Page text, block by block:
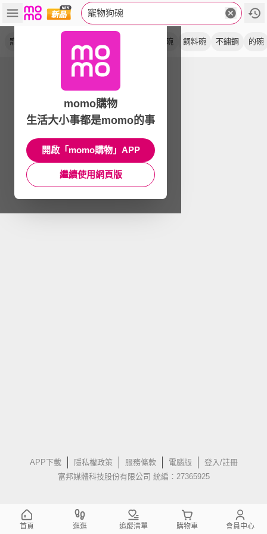
寵物狗碗
寵物碗 水碗 飼料碗 不鏽鋼 的碗
APP下載 隱私權政策 服務條款 電腦版
登入/註冊
富邦媒體科技股份有限公司 統編：27365925
momo購物
生活大小事都是momo的事
開啟「momo購物」APP
繼續使用網頁版
首頁 逛逛 追蹤清單 購物車 會員中心